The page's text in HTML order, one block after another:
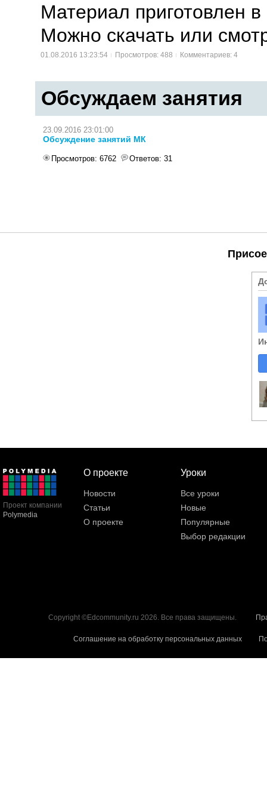
Материал приготовлен
Можно скачать или
01.08.2016 13:23:54 Просмотров: 488 Комментариев: 4
Обсуждаем занятия
23.09.2016 23:01:00
Обсуждение занятий МК
Просмотров: 6762 Ответов: 31
Проект компании
Polymedia
О проекте
Новости
Статьи
О проекте
Уроки
Все уроки
Новые
Популярные
Выбор редакции
Copyright ©Edcommunity.ru 2026. Все права защищены.
Соглашение на обработку персональных данных